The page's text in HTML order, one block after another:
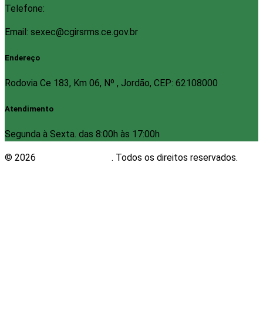
Telefone:
Email: sexec@cgirsrms.ce.gov.br
Endereço
Rodovia Ce 183, Km 06, Nº , Jordão, CEP: 62108000
Atendimento
Segunda à Sexta. das 8:00h às 17:00h
© 2026 . Todos os direitos reservados.